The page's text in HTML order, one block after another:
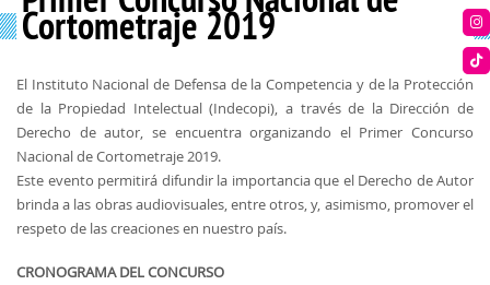
Cortometraje 2019
El Instituto Nacional de Defensa de la Competencia y de la Protección
de la Propiedad Intelectual (Indecopi), a través de la Dirección de
Derecho de autor, se encuentra organizando el Primer Concurso
Nacional de Cortometraje 2019.
Este evento permitirá difundir la importancia que el Derecho de Autor
brinda a las obras audiovisuales, entre otros, y, asimismo, promover el
respeto de las creaciones en nuestro país.
CRONOGRAMA DEL CONCURSO